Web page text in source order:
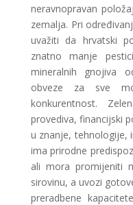
neravnopravan
zemalja. Pri
uvažiti da hrvatski
znatno manje
mineralnih gnojiva
obveze za sve
konkurentnost.
provediva, financijski
u znanje, tehnologije,
ima prirodne
ali mora promijeniti
sirovinu, a uvozi
preradbene